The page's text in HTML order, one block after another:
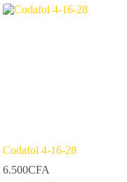
Codafol 4-16-28
6.500CFA